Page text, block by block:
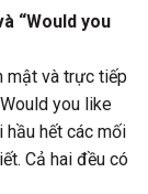
“Would you
mật và trực tiếp
you like
hầu hết các mối
Cả hai đều có